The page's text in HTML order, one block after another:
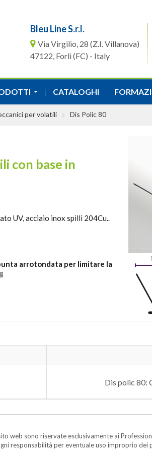
Bleu Line S.r.l.
Via Virgilio, 28 (Z.I. Villanova)
47122, Forlì (FC) - Italy
CATALOGHI
per volatili Dis Polic 80
con base in
UV, acciaio inox spilli 204Cu..
arrotondata per limitare la
Dis polic 80:
web sono riservate esclusivamente ai
responsabilità per eventuale uso improprio